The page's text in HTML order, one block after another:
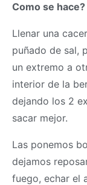
Como se hace?
Llenar una
puñado de sal,
un extremo a
interior de la
dejando los 2
sacar mejor.
Las ponemos
dejamos
fuego, echar el